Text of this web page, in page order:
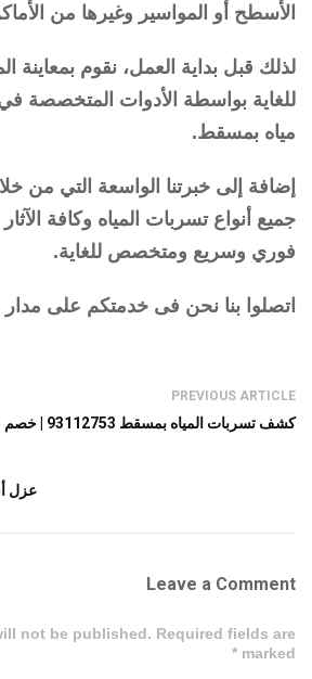
الأسطح أو المواسير وغيرها من
لذلك قبل بداية العمل، نقوم بمعاينة
للغاية بواسطة الأدوات
مياه بمسقط.
إضافة إلى خبرتنا الواسعة التي من
جميع أنواع تسربات المياه وكافة
فوري وسريع ومتخصص للغاية.
اتصلوا بنا نحن فى خدمتكم على مدار 24 ساعة يوميا
PREVIOUS ARTICLE
كشف تسربات المياه بمسقط 93112753 | خصم 25%
عزل
Leave a Comment
not be published. Required fields are
marked *